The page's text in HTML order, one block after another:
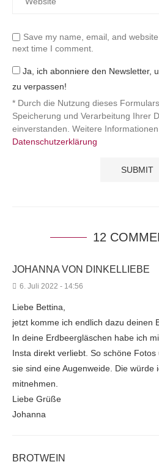
Save my name, email, and
next time I comment.
Ja, ich abonniere den Newsletter,
zu verpassen!
* Durch die Nutzung dieses
Speicherung und Verarbeitung Ihrer
einverstanden. Weitere
Datenschutzerklärung
12
JOHANNA VON DINKELLIEBE
6. Juli 2022 - 14:56
Liebe Bettina,
jetzt komme ich endlich dazu deinen
In deine Erdbeergläschen habe ich
Insta direkt verliebt. So schöne
sie sind eine Augenweide. Die würde
mitnehmen.
Liebe Grüße
Johanna
BROTWEIN